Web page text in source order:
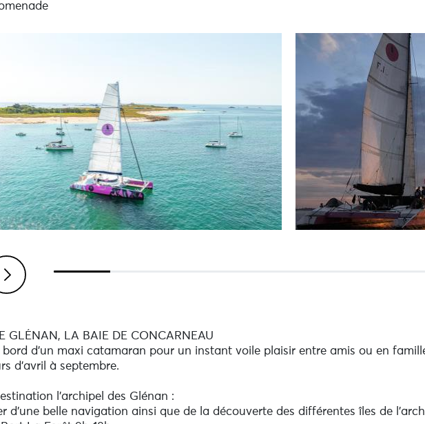
GLÉNAN, LA BAIE DE CONCARNEAU
bord d’un maxi catamaran pour un instant voile plaisir entre amis ou en
d’avril à septembre.
l’archipel des Glénan :
d’une belle navigation ainsi que de la découverte des différentes îles de